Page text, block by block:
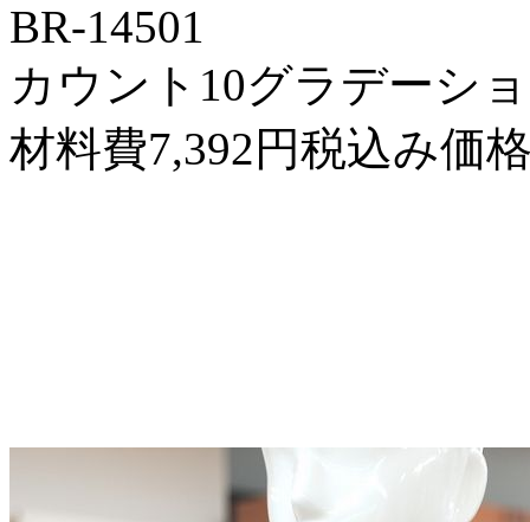
BR-14501
カウント10グラデーシ
材料費7,392円税込み価